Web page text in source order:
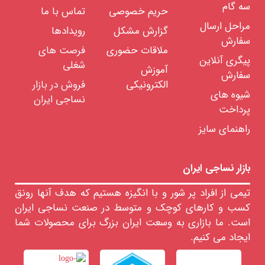
پالتو
پیراهن
تی
شرت
شلوار
/
شلوارک
لباس
ورزشی
مردانه
ست
لباس
راحتی
مردانه
کفش
و
کتانی
سه گام
مراحل ارسال
سفارش
پیگری آنلاین
سفارش
شیوه های
پرداخت
راهنمای سایز
حریم خصوصی
گزارش مشکل
ملاقات حضوری
آموزش
الکترونیکی
تماس با ما
رویدادها
فرصت های
شغلی
فروش در بازار
نساجی ایران
بازار نساجی ایران
تیمی از افراد پر شور و با انگیزه هستیم که هدف آنها رونق
کسب و کارهای کوچک و متوسط در صنعت نساجی ایران
است. ما بازاری به وسعت ایران بزرگ برای محصولات شما
ایجاد می کنیم.